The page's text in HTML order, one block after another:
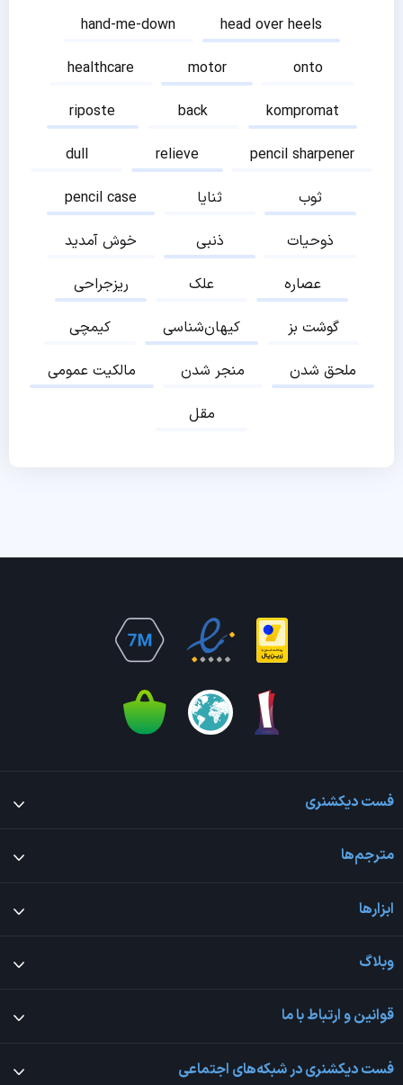
hand-me-down
head over heels
healthcare
motor
onto
riposte
back
kompromat
dull
relieve
pencil sharpener
pencil case
ثنایا
ثوب
خوش آمدید
ذنبی
ذوحیات
ریزجراحی
علک
عصاره
کیمچی
کیهان‌شناسی
گوشت بز
مالکیت عمومی
منجر شدن
ملحق شدن
مقل
فست دیکشنری
مترجم‌ها
ابزارها
وبلاگ
قوانین و ارتباط با ما
فست دیکشنری در شبکه‌های اجتماعی